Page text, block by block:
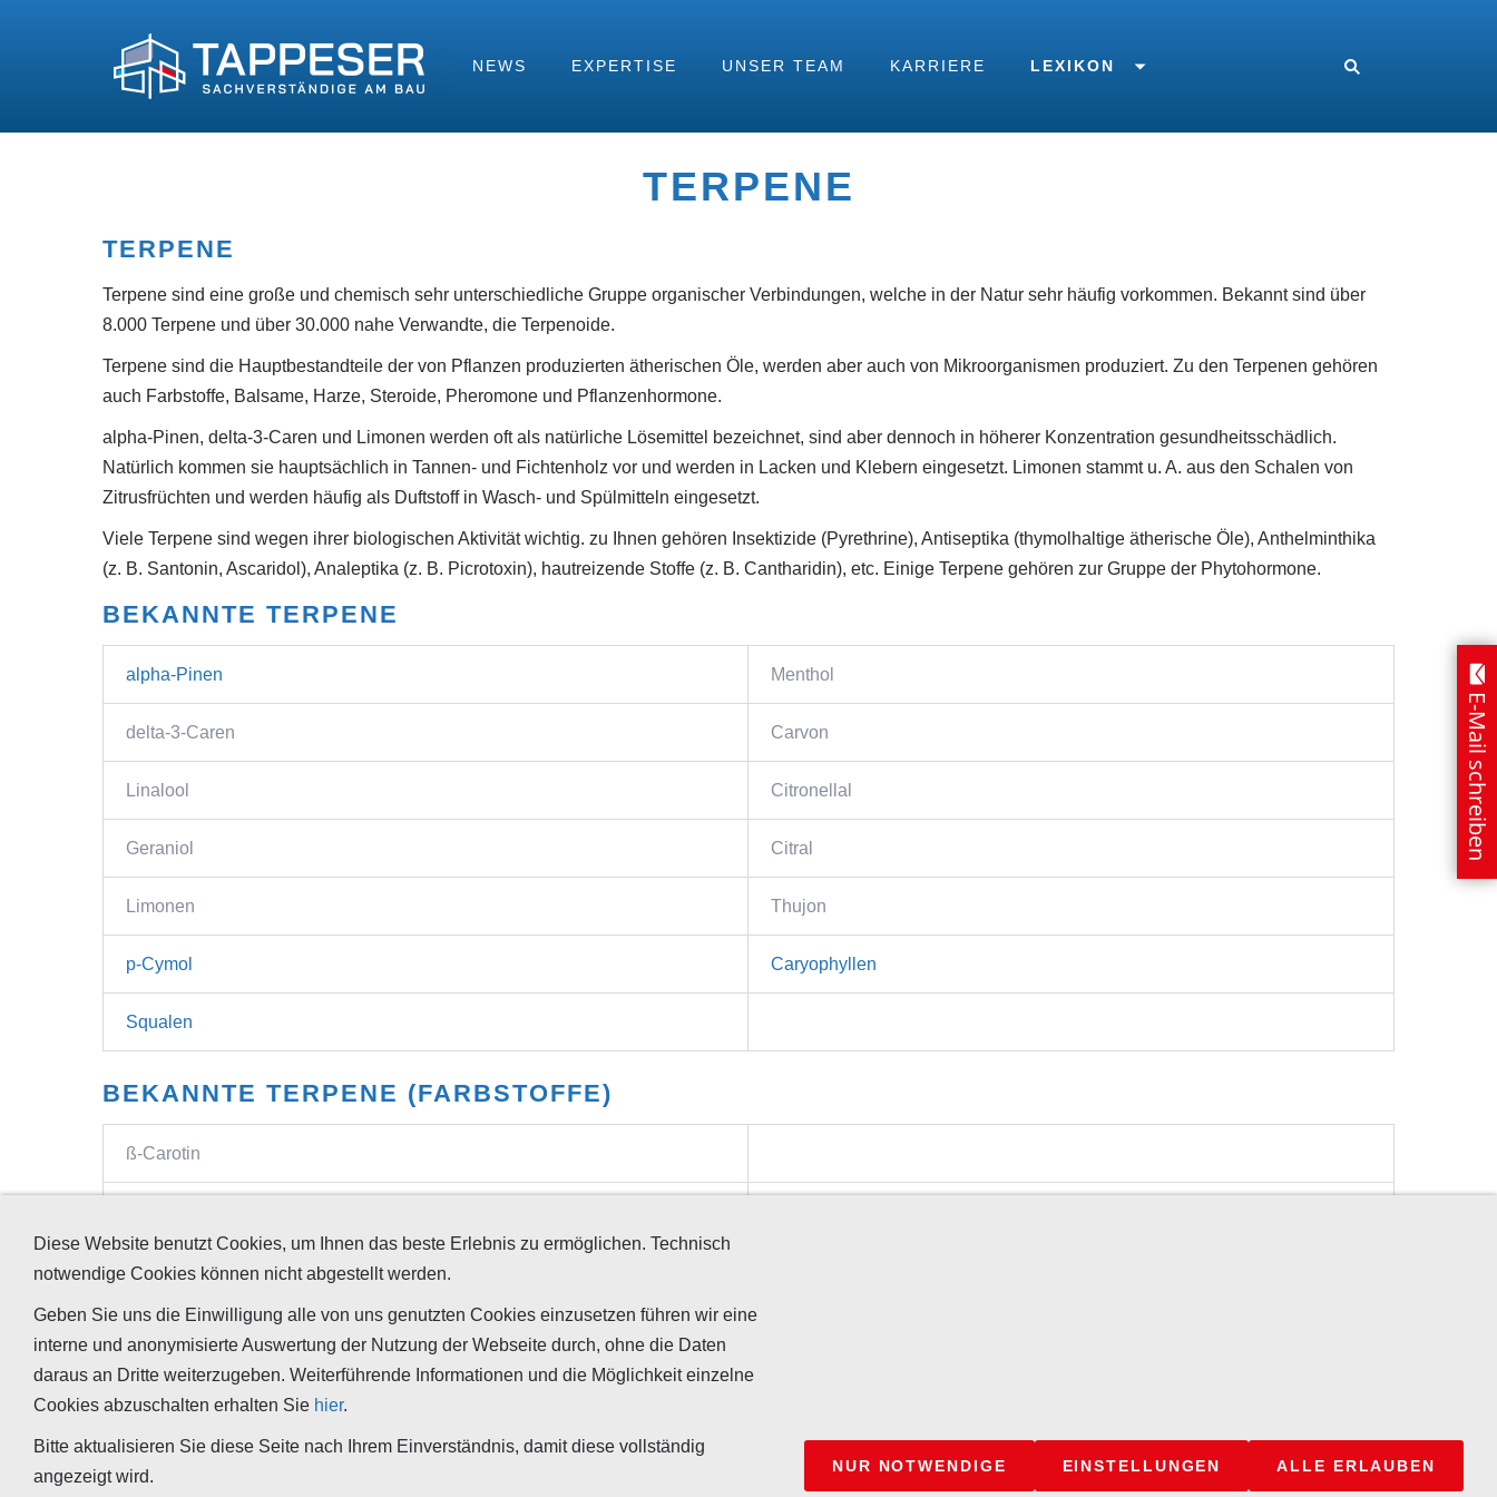
NEWS EXPERTISE UNSER TEAM KARRIERE LEXIKON
TERPENE
TERPENE
Terpene sind eine große und chemisch sehr unterschiedliche Gruppe organischer Verbindungen, welche in der Natur sehr häufig vorkommen. Bekannt sind über
8.000 Terpene und über 30.000 nahe Verwandte, die Terpenoide.
Terpene sind die Hauptbestandteile der von Pflanzen produzierten ätherischen Öle, werden aber auch von Mikroorganismen produziert. Zu den Terpenen gehören
auch Farbstoffe, Balsame, Harze, Steroide, Pheromone und Pflanzenhormone.
alpha-Pinen, delta-3-Caren und Limonen werden oft als natürliche Lösemittel bezeichnet, sind aber dennoch in höherer Konzentration gesundheitsschädlich.
Natürlich kommen sie hauptsächlich in Tannen- und Fichtenholz vor und werden in Lacken und Klebern eingesetzt. Limonen stammt u. A. aus den Schalen von
Zitrusfrüchten und werden häufig als Duftstoff in Wasch- und Spülmitteln eingesetzt.
Viele Terpene sind wegen ihrer biologischen Aktivität wichtig. zu Ihnen gehören Insektizide (Pyrethrine), Antiseptika (thymolhaltige ätherische Öle), Anthelminthika
(z. B. Santonin, Ascaridol), Analeptika (z. B. Picrotoxin), hautreizende Stoffe (z. B. Cantharidin), etc. Einige Terpene gehören zur Gruppe der Phytohormone.
BEKANNTE TERPENE
alpha-Pinen Menthol
delta-3-Caren Carvon
Linalool Citronellal
Geraniol Citral
Limonen Thujon
p-Cymol Caryophyllen
Squalen
BEKANNTE TERPENE (FARBSTOFFE)
ß-Carotin
E-Mail schreiben
Ihr Kontakt zu unsImpressumKooperationenSitemap Widerrufsrecht für VerbraucherDatenschutzerklärung
Diese Website benutzt Cookies, um Ihnen das beste Erlebnis zu ermöglichen. Technisch
notwendige Cookies können nicht abgestellt werden.
Geben Sie uns die Einwilligung alle von uns genutzten Cookies einzusetzen führen wir eine
interne und anonymisierte Auswertung der Nutzung der Webseite durch, ohne die Daten
daraus an Dritte weiterzugeben. Weiterführende Informationen und die Möglichkeit einzelne
Cookies abzuschalten erhalten Sie hier.
Bitte aktualisieren Sie diese Seite nach Ihrem Einverständnis, damit diese vollständig
angezeigt wird.
NUR NOTWENDIGE EINSTELLUNGEN ALLE ERLAUBEN